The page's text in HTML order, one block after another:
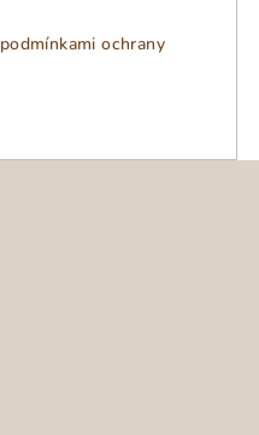
podmínkami ochrany